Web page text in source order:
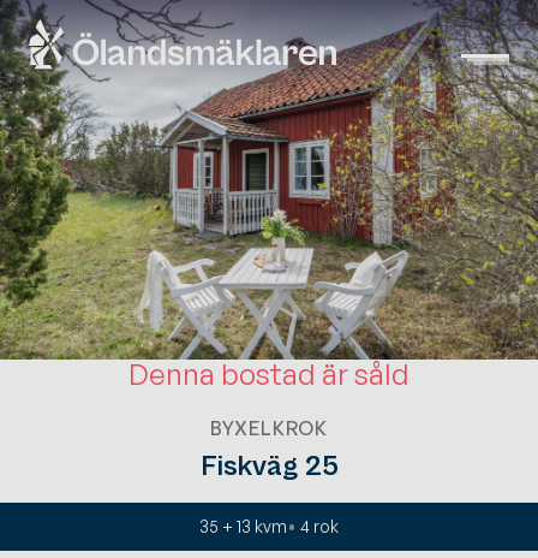
Denna bostad är såld
Fiskväg 25
BYXELKROK
35 + 13 kvm 4 rok